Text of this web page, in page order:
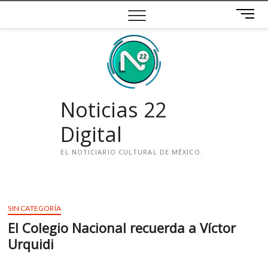
contenido
B
o
Noticias 22
Digital
EL NOTICIARIO CULTURAL DE MÉXICO.
SIN CATEGORÍA
El Colegio Nacional recuerda a Víctor
Urquidi